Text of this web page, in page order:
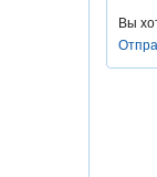
Вы